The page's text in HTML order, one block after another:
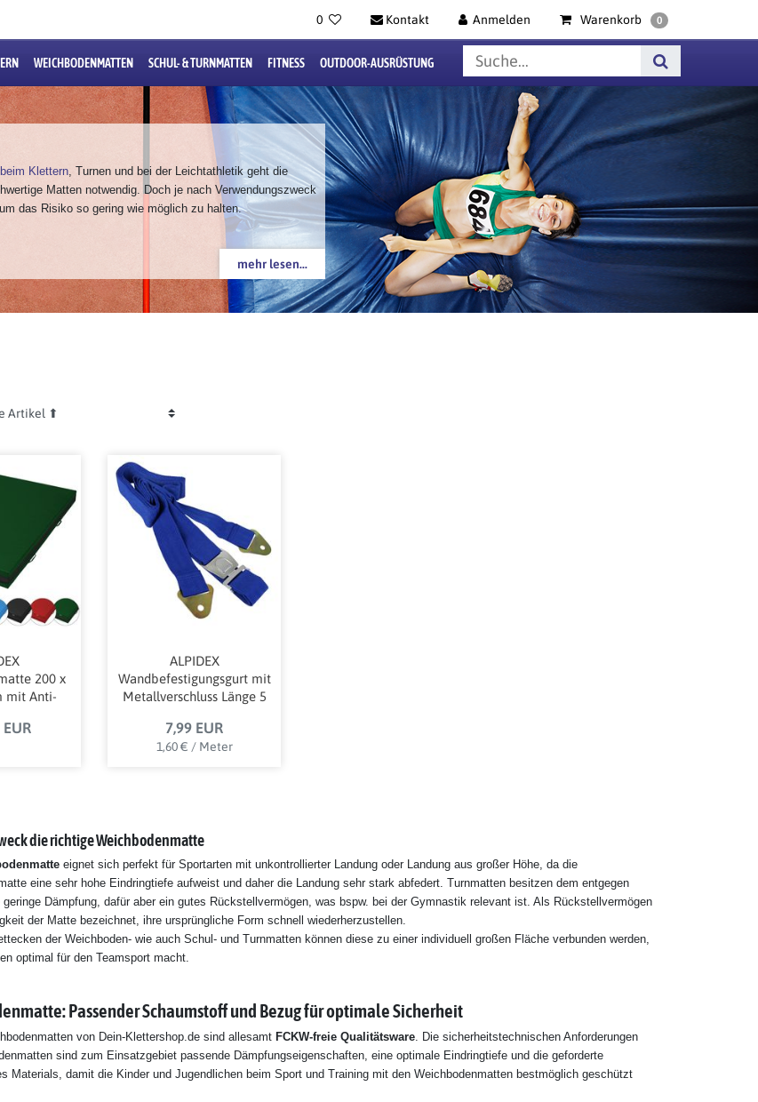
0 Kontakt Anmelden Warenkorb 0
WEICHBODENMATTEN SCHUL- & TURNMATTEN FITNESS OUTDOOR-AUSRÜSTUNG
beim Klettern, Turnen und bei der Leichtathletik geht die
Matten notwendig. Doch je nach Verwendungszweck
das Risiko so gering wie möglich zu halten.
mehr lesen...
200 x
mit Anti-
ALPIDEX
Wandbefestigungsgurt mit
Metallverschluss Länge 5
Weichbodenmatten aller
Hersteller
7,99 EUR
1,60 € / Meter
die richtige Weichbodenmatte
eignet sich perfekt für Sportarten mit unkontrollierter Landung oder Landung aus großer Höhe, da die
eine sehr hohe Eindringtiefe aufweist und daher die Landung sehr stark abfedert. Turnmatten besitzen dem entgegen
geringe Dämpfung, dafür aber ein gutes Rückstellvermögen, was bspw. bei der Gymnastik relevant ist. Als Rückstellvermögen
der Matte bezeichnet, ihre ursprüngliche Form schnell wiederherzustellen.
der Weichboden- wie auch Schul- und Turnmatten können diese zu einer individuell großen Fläche verbunden werden,
optimal für den Teamsport macht.
Passender Schaumstoff und Bezug für optimale Sicherheit
von Dein-Klettershop.de sind allesamt FCKW-freie Qualitätsware . Die sicherheitstechnischen Anforderungen
sind zum Einsatzgebiet passende Dämpfungseigenschaften, eine optimale Eindringtiefe und die geforderte
Materials, damit die Kinder und Jugendlichen beim Sport und Training mit den Weichbodenmatten bestmöglich geschützt